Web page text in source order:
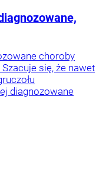
choroby
się, że nawet
diagnozowane